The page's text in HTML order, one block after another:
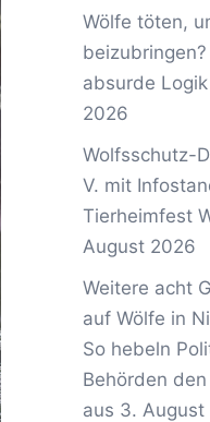
Wölfe töten,
absurde Logik
2026
Wolfsschutz-
V. mit
Tierheimfest
August 2026
Weitere acht
auf Wölfe in
So hebeln
Behörden
aus 3. August